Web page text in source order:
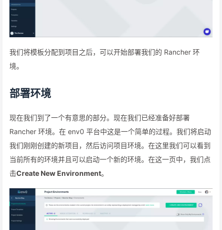
我们将模板分配到项目之后，可以开始部署我们的 Rancher 环
境。
部署环境
现在我们到了一个有意思的部分。现在我们已经准备好部署
Rancher 环境。在 env0 平台中这是一个简单的过程。我们将启动
我们刚刚创建的新项目，然后访问项目环境。在这里我们可以看到
当前所有的环境并且可以启动一个新的环境。在这一页中，我们点
击Create New Environment。